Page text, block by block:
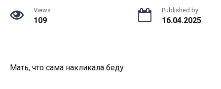
Views
109
Published by
16.04.2025
Мать, что сама накликала беду